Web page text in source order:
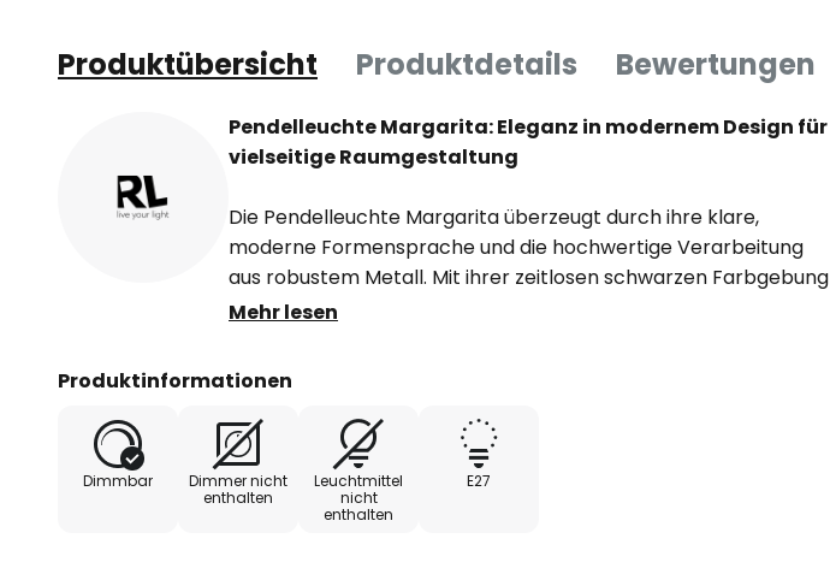
Produktübersicht Produktdetails Bewertungen
Pendelleuchte Margarita: Eleganz in modernem Design für
vielseitige Raumgestaltung
Die Pendelleuchte Margarita überzeugt durch ihre klare,
moderne Formensprache und die hochwertige Verarbeitung
aus robustem Metall. Mit ihrer zeitlosen schwarzen Farbgebung
fügt sie sich nahtlos in unterschiedliche Einrichtungsstile ein und
minimalistische Design unterstreicht die Vielseitigkeit und macht
Die Kombination aus Funktionalität und Ästhetik macht die
Pendelleuchte Margarita zu einer idealen Wahl für
anspruchsvolle Raumkonzepte.
Mehr lesen
Produktinformationen
Dimmbar
Dimmer nicht
enthalten
Leuchtmittel
nicht
enthalten
E27